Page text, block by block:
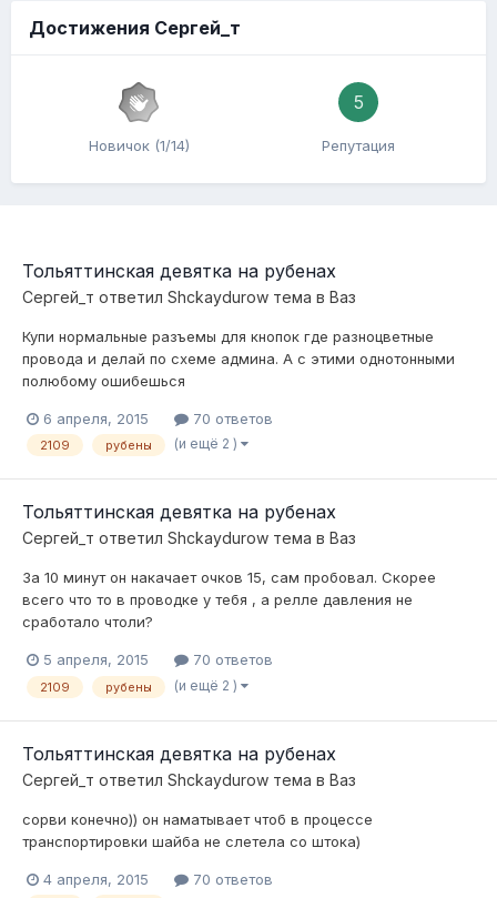
Достижения Сергей_т
Новичок (1/14)
5
Репутация
Тольяттинская девятка на рубенах
Сергей_т ответил Shckaydurow тема в Ваз
Купи нормальные разъемы для кнопок где разноцветные
провода и делай по схеме админа. А с этими однотонными
полюбому ошибешься
6 апреля, 2015 70 ответов
2109 рубены (и ещё 2 )
Тольяттинская девятка на рубенах
Сергей_т ответил Shckaydurow тема в Ваз
За 10 минут он накачает очков 15, сам пробовал. Скорее
всего что то в проводке у тебя , а релле давления не
сработало чтоли?
5 апреля, 2015 70 ответов
2109 рубены (и ещё 2 )
Тольяттинская девятка на рубенах
Сергей_т ответил Shckaydurow тема в Ваз
сорви конечно)) он наматывает чтоб в процессе
транспортировки шайба не слетела со штока)
4 апреля, 2015 70 ответов